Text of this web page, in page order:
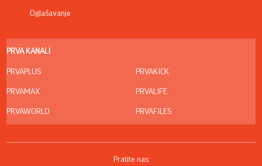
Oglašavanje
PRVA KANALI
PRVAPLUS
PRVAMAX
PRVAWORLD
PRVAKICK
PRVALIFE
PRVAFILES
Pratite nas